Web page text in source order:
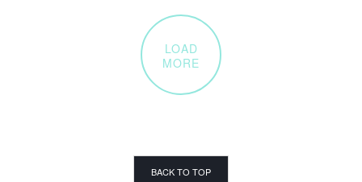
LOAD
MORE
BACK TO TOP